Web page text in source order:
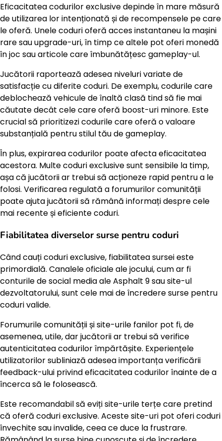
Eficacitatea codurilor exclusive depinde în mare măsură
de utilizarea lor intenționată și de recompensele pe care
le oferă. Unele coduri oferă acces instantaneu la mașini
rare sau upgrade-uri, în timp ce altele pot oferi monedă
în joc sau articole care îmbunătățesc gameplay-ul.
Jucătorii raportează adesea niveluri variate de
satisfacție cu diferite coduri. De exemplu, codurile care
deblochează vehicule de înaltă clasă tind să fie mai
căutate decât cele care oferă boost-uri minore. Este
crucial să prioritizezi codurile care oferă o valoare
substanțială pentru stilul tău de gameplay.
În plus, expirarea codurilor poate afecta eficacitatea
acestora. Multe coduri exclusive sunt sensibile la timp,
așa că jucătorii ar trebui să acționeze rapid pentru a le
folosi. Verificarea regulată a forumurilor comunității
poate ajuta jucătorii să rămână informați despre cele
mai recente și eficiente coduri.
Fiabilitatea diverselor surse pentru coduri
Când cauți coduri exclusive, fiabilitatea sursei este
primordială. Canalele oficiale ale jocului, cum ar fi
conturile de social media ale Asphalt 9 sau site-ul
dezvoltatorului, sunt cele mai de încredere surse pentru
coduri valide.
Forumurile comunității și site-urile fanilor pot fi, de
asemenea, utile, dar jucătorii ar trebui să verifice
autenticitatea codurilor împărtășite. Experiențele
utilizatorilor subliniază adesea importanța verificării
feedback-ului privind eficacitatea codurilor înainte de a
încerca să le folosească.
Este recomandabil să eviți site-urile terțe care pretind
că oferă coduri exclusive. Aceste site-uri pot oferi coduri
învechite sau invalide, ceea ce duce la frustrare.